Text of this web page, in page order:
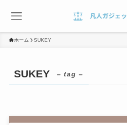
ホーム SUKEY
SUKEY – tag –